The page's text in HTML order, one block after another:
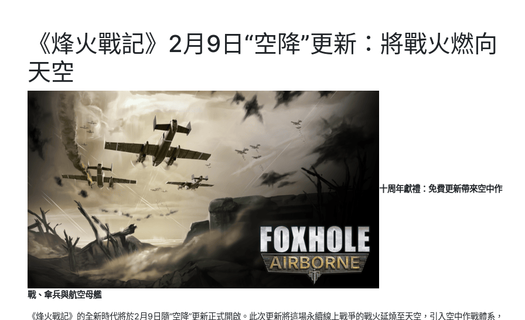
《烽火戰記》2月9日“空降”更新：將戰火燃向
天空
十周年獻禮：免費更新帶來空中作
戰、傘兵與航空母艦
《烽火戰記》的全新時代將於2月9日隨“空降”更新正式開啟。此次更新將這場永續線上戰爭的戰火延燒至天空，引入空中作戰體系，